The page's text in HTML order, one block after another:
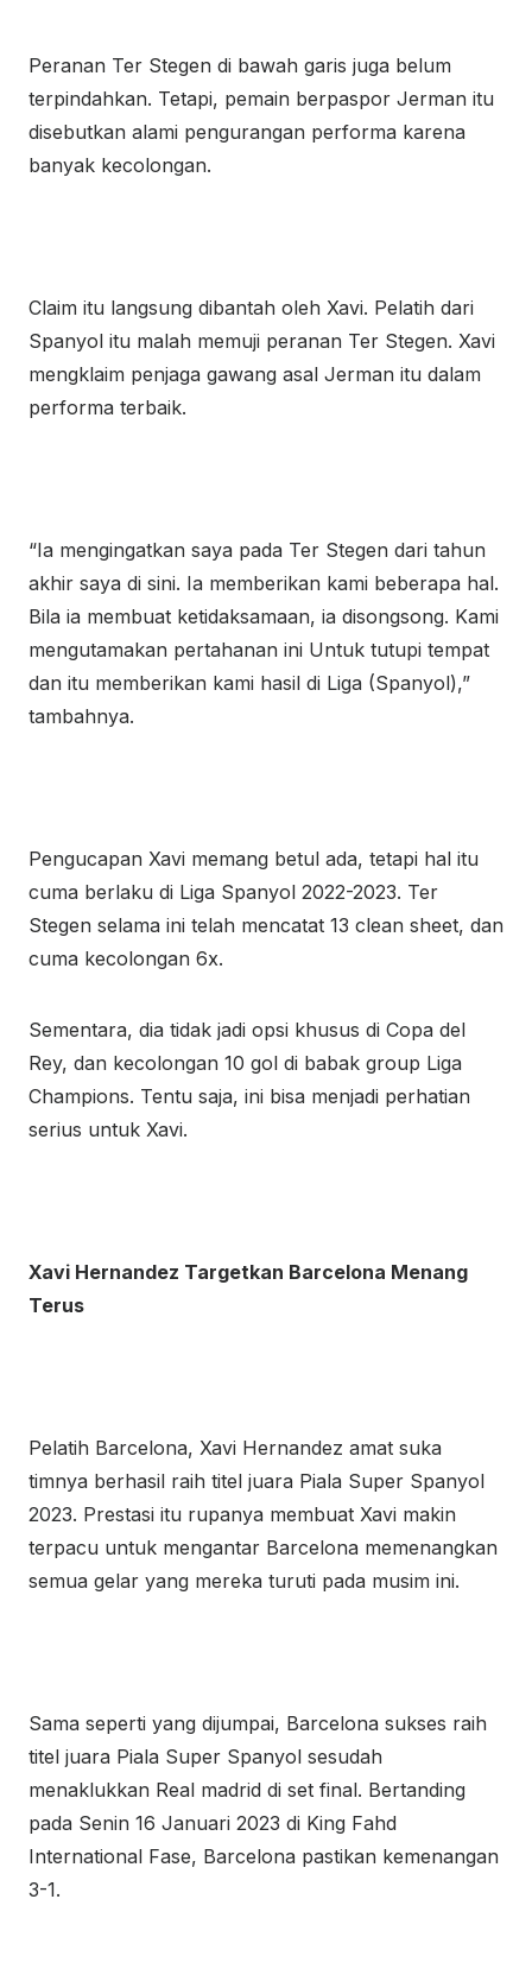
Peranan Ter Stegen di bawah garis juga belum
terpindahkan. Tetapi, pemain berpaspor Jerman itu
disebutkan alami pengurangan performa karena
banyak kecolongan.
Claim itu langsung dibantah oleh Xavi. Pelatih dari
Spanyol itu malah memuji peranan Ter Stegen. Xavi
mengklaim penjaga gawang asal Jerman itu dalam
performa terbaik.
“Ia mengingatkan saya pada Ter Stegen dari tahun
akhir saya di sini. Ia memberikan kami beberapa hal.
Bila ia membuat ketidaksamaan, ia disongsong. Kami
mengutamakan pertahanan ini Untuk tutupi tempat
dan itu memberikan kami hasil di Liga (Spanyol),”
tambahnya.
Pengucapan Xavi memang betul ada, tetapi hal itu
cuma berlaku di Liga Spanyol 2022-2023. Ter
Stegen selama ini telah mencatat 13 clean sheet, dan
cuma kecolongan 6x.
Sementara, dia tidak jadi opsi khusus di Copa del
Rey, dan kecolongan 10 gol di babak group Liga
Champions. Tentu saja, ini bisa menjadi perhatian
serius untuk Xavi.
Xavi Hernandez Targetkan Barcelona Menang
Terus
Pelatih Barcelona, Xavi Hernandez amat suka
timnya berhasil raih titel juara Piala Super Spanyol
2023. Prestasi itu rupanya membuat Xavi makin
terpacu untuk mengantar Barcelona memenangkan
semua gelar yang mereka turuti pada musim ini.
Sama seperti yang dijumpai, Barcelona sukses raih
titel juara Piala Super Spanyol sesudah
menaklukkan Real madrid di set final. Bertanding
pada Senin 16 Januari 2023 di King Fahd
International Fase, Barcelona pastikan kemenangan
3-1.